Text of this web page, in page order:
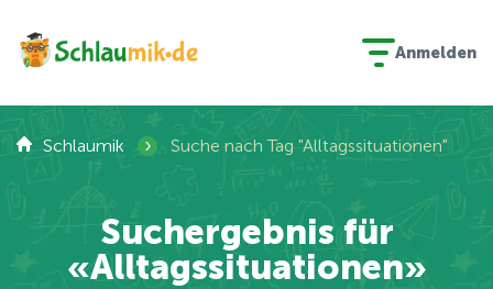
Anmelden
Schlaumik › Suche nach Tag "Alltagssituationen"
Suchergebnis für
«Alltagssituationen»